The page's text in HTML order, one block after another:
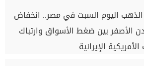
اليوم السبت في مصر.. انخفاض
الأصفر بين ضغط الأسواق وارتباك
الإيرانية